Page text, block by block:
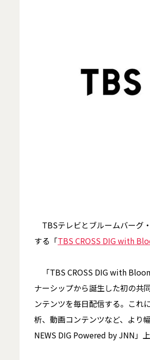
TBSテレビとブルームバーグ
する「TBS CROSS DIG with
「TBS CROSS DIG with
ナーシップから誕生した初の共
ンテンツを毎日配信する。これ
析、動画コンテンツなど、より
NEWS DIG Powered by JNN」